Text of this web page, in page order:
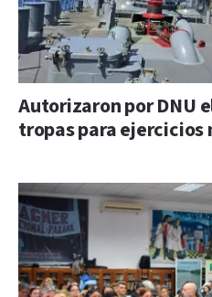
Autorizaron por DNU
tropas para